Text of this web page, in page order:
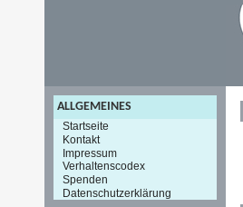
ALLGEMEINES
Startseite
Kontakt
Impressum
Verhaltenscodex
Spenden
Datenschutzerklärung